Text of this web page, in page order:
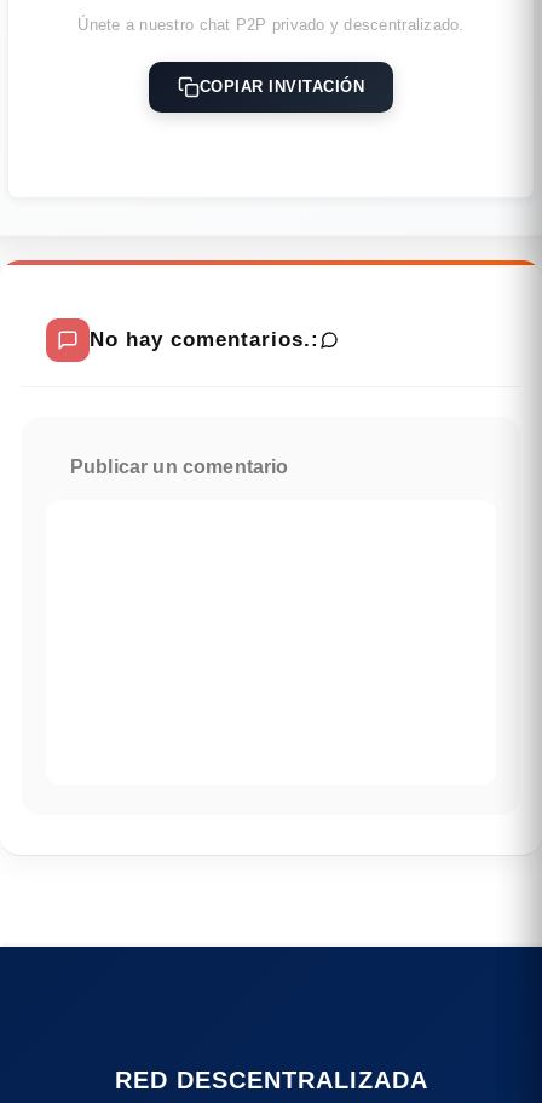
Únete a nuestro chat P2P privado y descentralizado.
COPIAR INVITACIÓN
No hay comentarios.:
Publicar un comentario
RED DESCENTRALIZADA